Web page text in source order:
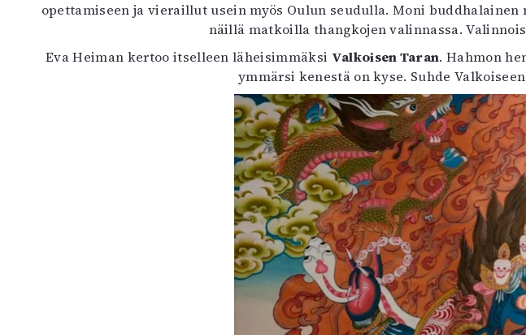
opettamiseen ja vieraillut usein myös Oulun seudulla. Moni
näillä matkoilla thangkojen valinnassa.
Eva Heiman kertoo itselleen läheisimmäksi Valkoisen Taran. Hahmon
ymmärsi kenestä on kyse. Suhde